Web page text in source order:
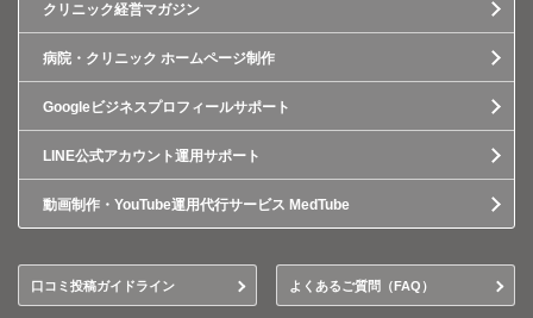
クリニック経営マガジン
病院・クリニック ホームページ制作
Googleビジネスプロフィールサポート
LINE公式アカウント運用サポート
動画制作・YouTube運用代行サービス MedTube
口コミ投稿ガイドライン よくあるご質問（FAQ）